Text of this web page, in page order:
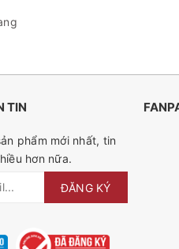
TIN
phẩm mới nhất, tin
hơn nữa.
ĐĂNG KÝ